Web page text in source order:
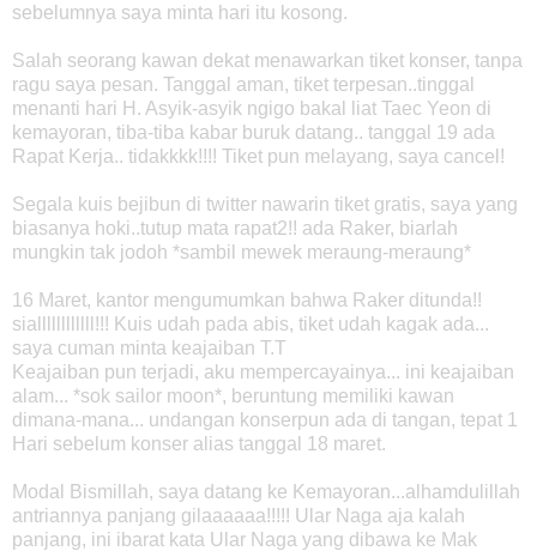
sebelumnya saya minta hari itu kosong.
Salah seorang kawan dekat menawarkan tiket konser, tanpa
ragu saya pesan. Tanggal aman, tiket terpesan..tinggal
menanti hari H. Asyik-asyik ngigo bakal liat Taec Yeon di
kemayoran, tiba-tiba kabar buruk datang.. tanggal 19 ada
Rapat Kerja.. tidakkkk!!!! Tiket pun melayang, saya cancel!
Segala kuis bejibun di twitter nawarin tiket gratis, saya yang
biasanya hoki..tutup mata rapat2!! ada Raker, biarlah
mungkin tak jodoh *sambil mewek meraung-meraung*
16 Maret, kantor mengumumkan bahwa Raker ditunda!!
siallllllllllll!!! Kuis udah pada abis, tiket udah kagak ada...
saya cuman minta keajaiban T.T
Keajaiban pun terjadi, aku mempercayainya... ini keajaiban
alam... *sok sailor moon*, beruntung memiliki kawan
dimana-mana... undangan konserpun ada di tangan, tepat 1
Hari sebelum konser alias tanggal 18 maret.
Modal Bismillah, saya datang ke Kemayoran...alhamdulillah
antriannya panjang gilaaaaaa!!!!! Ular Naga aja kalah
panjang, ini ibarat kata Ular Naga yang dibawa ke Mak